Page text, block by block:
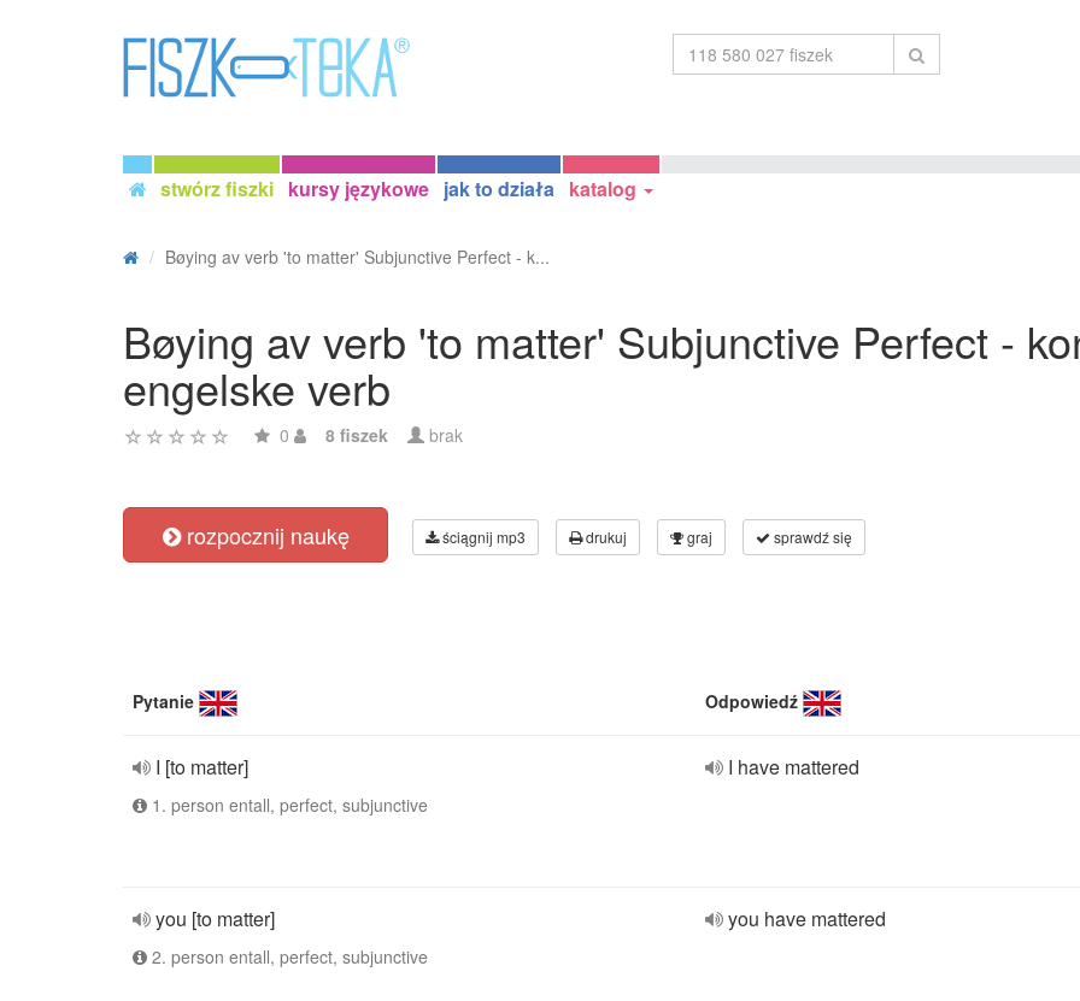
stwórz fiszki kursy językowe jak to działa katalog
Bøying av verb 'to matter' Subjunctive Perfect - k...
Bøying av verb 'to matter' Subjunctive Perfect -
engelske verb
0 8 fiszek brak
rozpocznij naukę ściągnij mp3 drukuj graj sprawdź się
Pytanie Odpowiedź
I [to matter]
1. person entall, perfect, subjunctive
I have mattered
you [to matter]
2. person entall, perfect, subjunctive
you have mattered